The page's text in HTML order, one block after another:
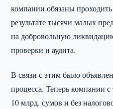
компании обязаны
результате тысячи малых
на добровольную
проверки и аудита.
В связи с этим было
процесса. Теперь компании
10 млрд. сумов и без